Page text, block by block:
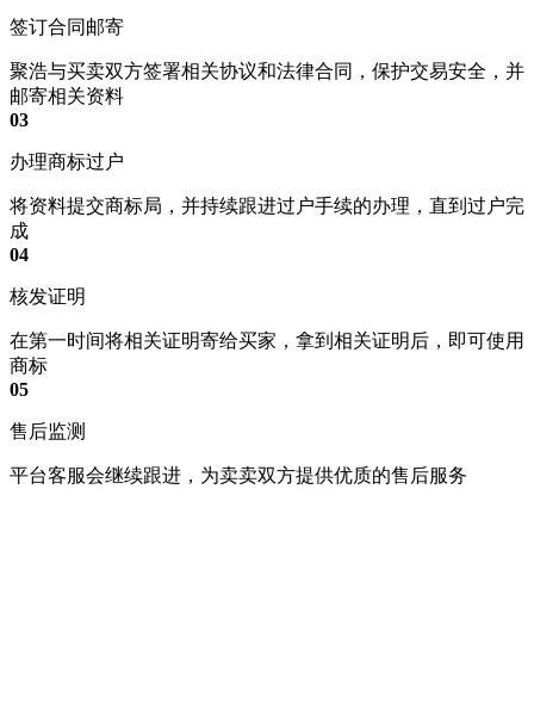
签订合同邮寄
聚浩与买卖双方签署相关协议和法律合同，保护交易安全，并
邮寄相关资料
03
办理商标过户
将资料提交商标局，并持续跟进过户手续的办理，直到过户完
成
04
核发证明
在第一时间将相关证明寄给买家，拿到相关证明后，即可使用
商标
05
售后监测
平台客服会继续跟进，为卖卖双方提供优质的售后服务